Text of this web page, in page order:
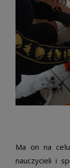
Ma on na celu
nauczycieli i